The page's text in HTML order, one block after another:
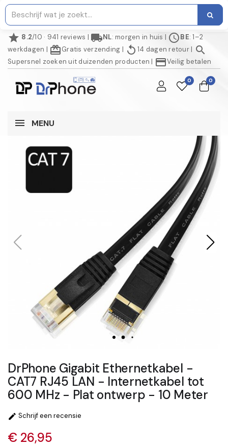
star 8.2/10 · 941 reviews | local_shippingNL: morgen in huis | scheduleBE: 1–2
werkdagen | redeemGratis verzending | replay 14 dagen retour| search
Supersnel zoeken uit duizenden producten | credit_cardVeilig betalen
0 0
MENU
DrPhone Gigabit Ethernetkabel -
CAT7 RJ45 LAN - Internetkabel tot
600 MHz - Plat ontwerp - 10 Meter
 Schrijf een recensie
€ 26,95